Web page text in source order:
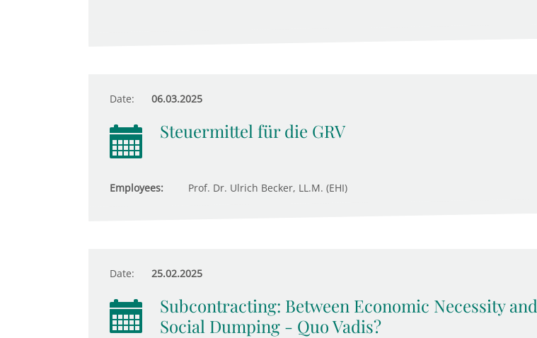
Date: 06.03.2025
Steuermittel für die GRV
Employees: Prof. Dr. Ulrich Becker, LL.M. (EHI)
Date: 25.02.2025
Subcontracting: Between Economic Necessity and
Social Dumping - Quo Vadis?